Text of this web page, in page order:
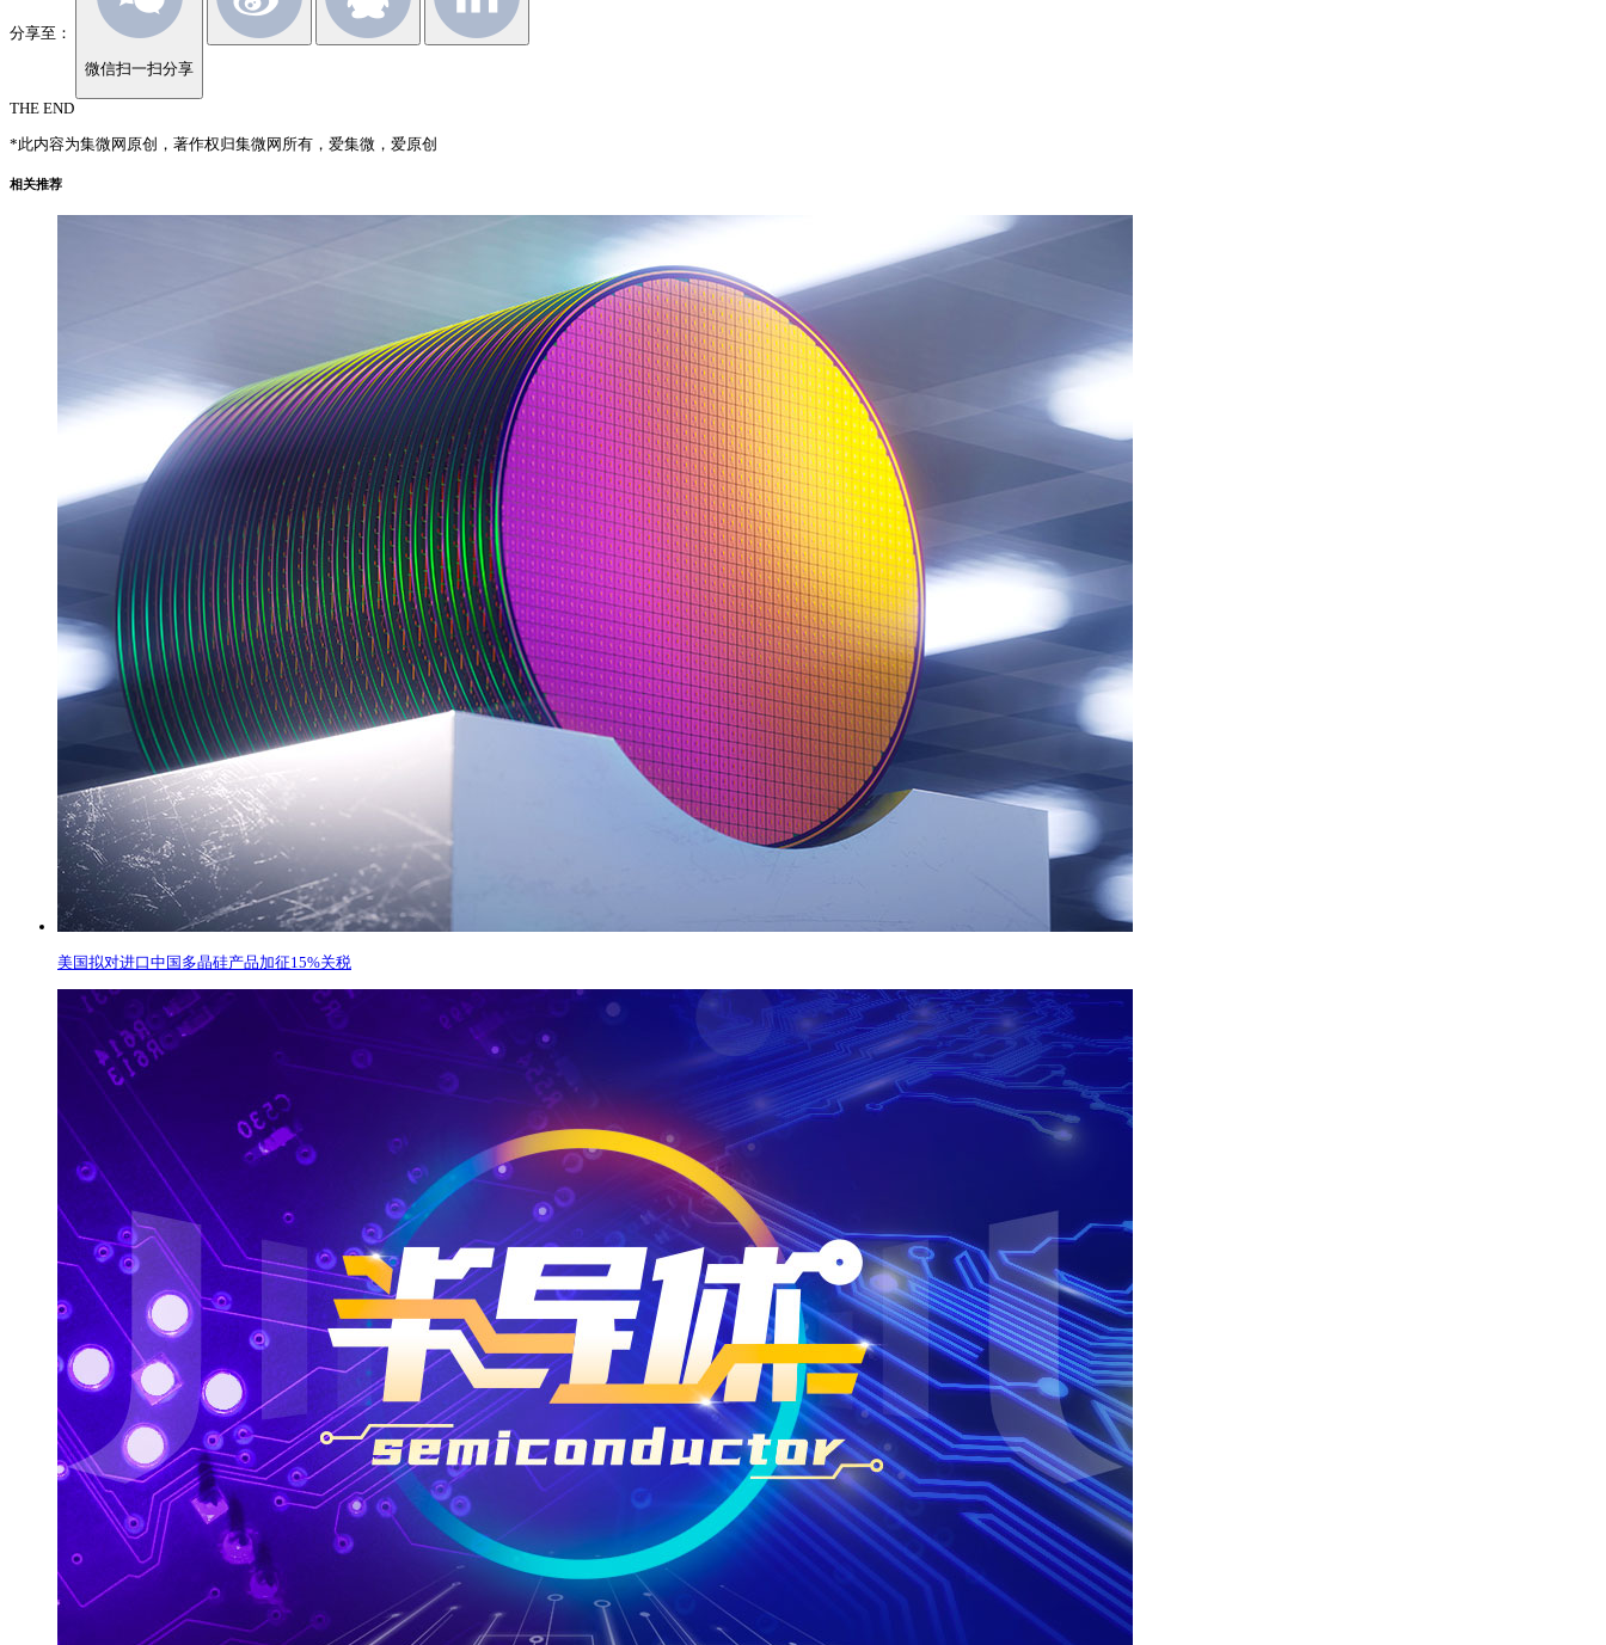
分享至：
微信扫一扫分享
THE END
*此内容为集微网原创，著作权归集微网所有，爱集微，爱原创
相关推荐
美国拟对进口中国多晶硅产品加征15%关税